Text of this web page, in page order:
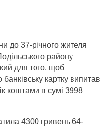
до 37-річного жителя
району
для того, щоб
картку випитав
коштами в сумі 3998
4300 гривень 64-